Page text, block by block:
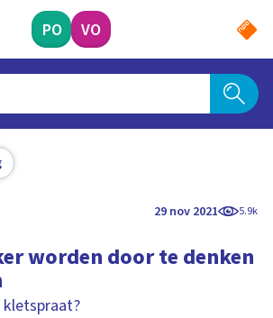
PO VO
29 nov 2021 5.9k
worden door te denken